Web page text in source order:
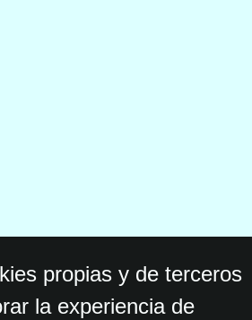
propias y de terceros
la experiencia de